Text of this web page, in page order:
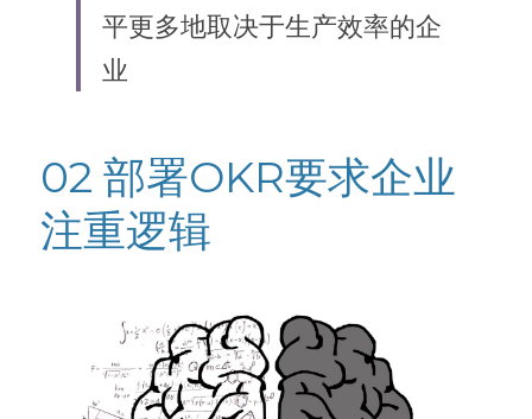
平更多地取决于生产效率的企
业
02 部署OKR要求企业
注重逻辑